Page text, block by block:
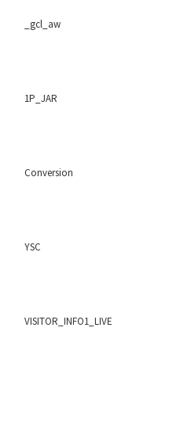
_gcl_aw
1P_JAR
Conversion
YSC
VISITOR_INFO1_LIVE